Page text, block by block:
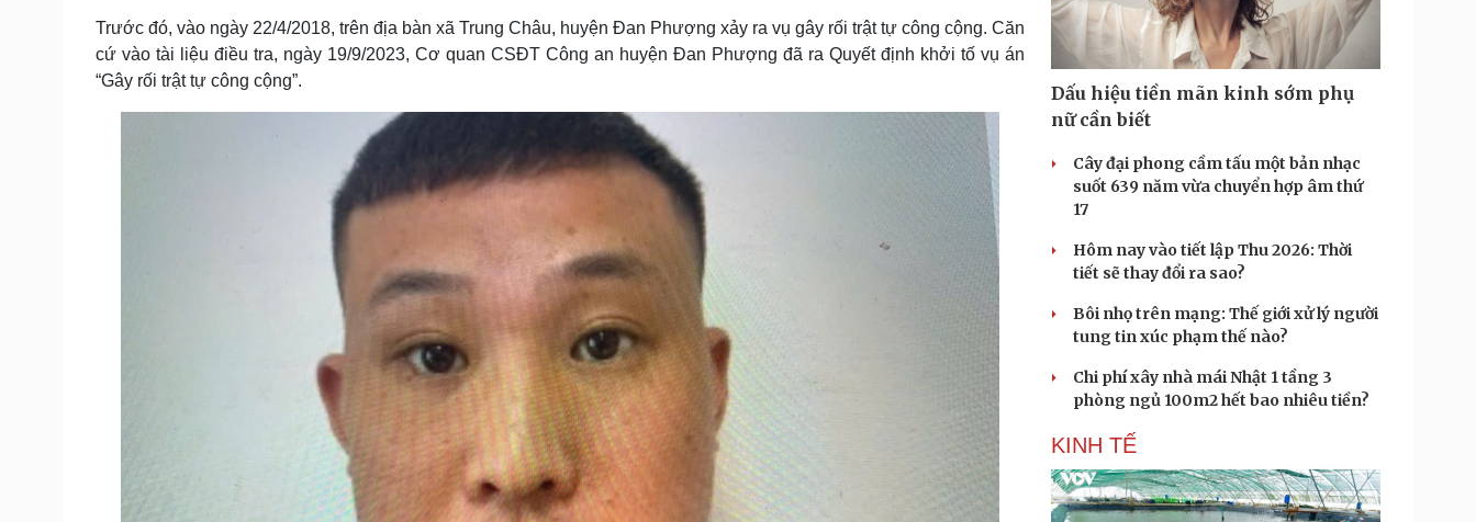
Tư vấn luật
Phân tích
Thế giới thể thao
eSports
Hậu trường
Tư vấn
Doanh nhân
Vì cộng đồng
Trải nghiệm
Chuyển đổi số
Nhà đẹp
Tình yêu - Gia đình
Sân khấu - Điện ảnh
Văn học
Âm nhạc
Tư vấn
Săn Tour
check-in
Podcast
Đọc truyện đêm khuya
Cửa sổ tình yêu
Trước đó, vào ngày 22/4/2018, trên địa bàn xã Trung Châu, huyện Đan Phượng xảy ra vụ gây rối trật tự công cộng. Căn
cứ vào tài liệu điều tra, ngày 19/9/2023, Cơ quan CSÐT Công an huyện Đan Phượng đã ra Quyết định khởi tố vụ án
“Gây rối trật tự công cộng”.
Dấu hiệu tiền mãn kinh sớm phụ
nữ cần biết
Cây đại phong cầm tấu một bản nhạc
suốt 639 năm vừa chuyển hợp âm thứ
17
Hôm nay vào tiết lập Thu 2026: Thời
tiết sẽ thay đổi ra sao?
Bôi nhọ trên mạng: Thế giới xử lý người
tung tin xúc phạm thế nào?
Chi phí xây nhà mái Nhật 1 tầng 3
phòng ngủ 100m2 hết bao nhiêu tiền?
KINH TẾ